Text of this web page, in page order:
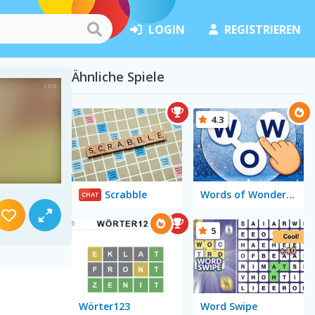
LOGIN REGISTRIEREN
Ähnliche Spiele
CHAT Scrabble Words of Wonders - WOW
4.3
Wörter123 Word Swipe
5